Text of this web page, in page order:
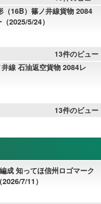
（16B）篠ノ井線貨物 2084
2025/5/24）
13件のビュー
線 石油返空貨物 2084レ
13件のビュー
成 知ってほ信州ロゴマーク
7/11）